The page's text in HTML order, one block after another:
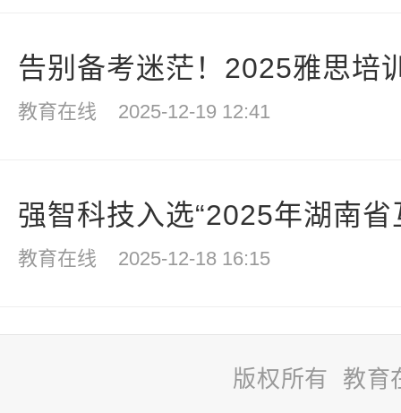
告别备考迷茫！2025雅思培
教育在线 2025-12-19 12:41
强智科技入选“2025年湖南
教育在线 2025-12-18 16:15
版权所有 教育